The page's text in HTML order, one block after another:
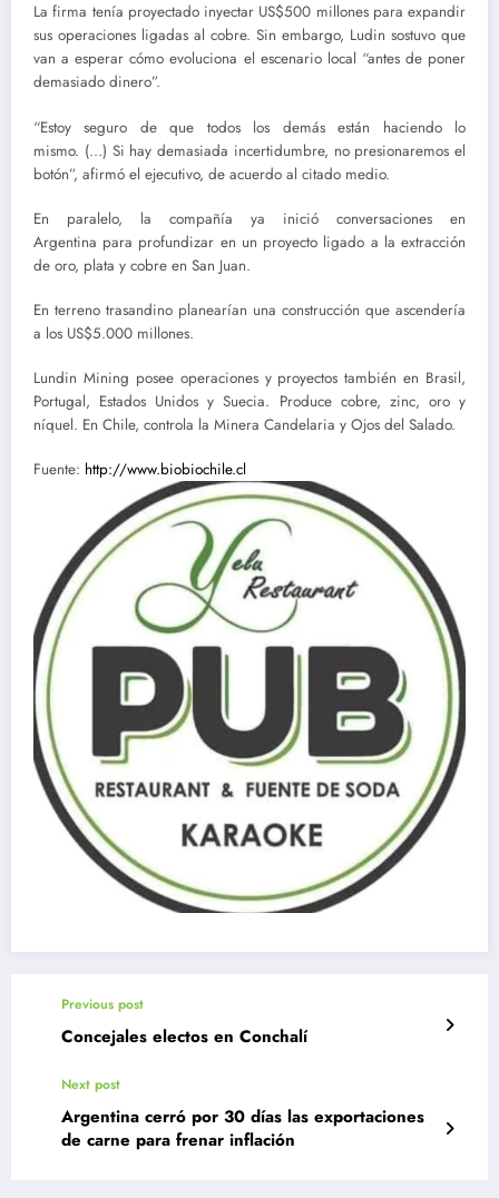
La firma tenía proyectado inyectar US$500 millones para expandir
sus operaciones ligadas al cobre. Sin embargo, Ludin sostuvo que
van a esperar cómo evoluciona el escenario local “antes de poner
demasiado dinero”.
“Estoy seguro de que todos los demás están haciendo lo
mismo. (…) Si hay demasiada incertidumbre, no presionaremos el
botón”, afirmó el ejecutivo, de acuerdo al citado medio.
En paralelo, la compañía ya inició conversaciones en
Argentina para profundizar en un proyecto ligado a la extracción
de oro, plata y cobre en San Juan.
En terreno trasandino planearían una construcción que ascendería
a los US$5.000 millones.
Lundin Mining posee operaciones y proyectos también en Brasil,
Portugal, Estados Unidos y Suecia. Produce cobre, zinc, oro y
níquel. En Chile, controla la Minera Candelaria y Ojos del Salado.
Fuente: http://www.biobiochile.cl
Previous post
Concejales electos en Conchalí
Next post
Argentina cerró por 30 días las exportaciones
de carne para frenar inflación